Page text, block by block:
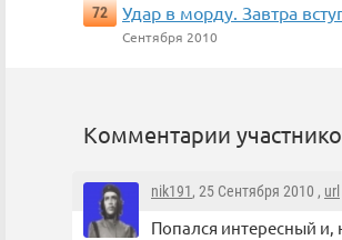
72 Удар в морду. Завтра
Сентября 2010
Комментарии
nik191, 25 Сентября 2010 , url
Попался интересный и,